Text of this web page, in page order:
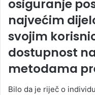
osiguranje
najvećim
svojim
dostupnost
metodama
Bilo da je riječ o